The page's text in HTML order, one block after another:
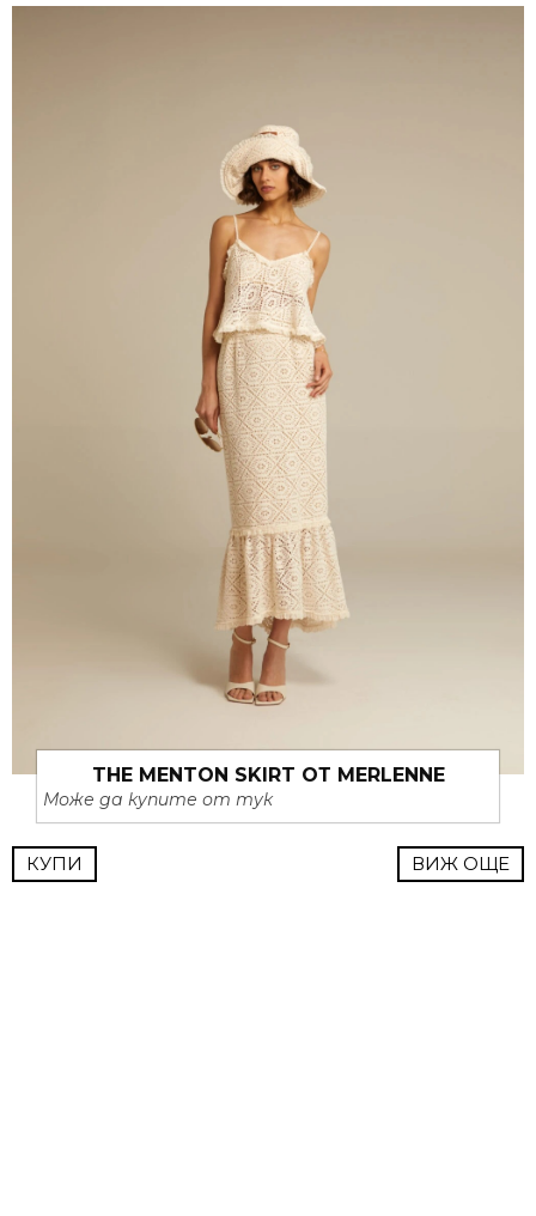
THE MENTON SKIRT ОТ MERLENNE
Може да купите от тук
КУПИ ВИЖ ОЩЕ